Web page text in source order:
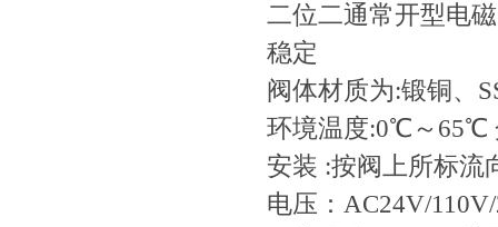
二位二通常开型电
稳定
阀体材质为:锻铜、
环境温度:0℃～65℃
安装 :按阀上所标流
电压：AC24V/